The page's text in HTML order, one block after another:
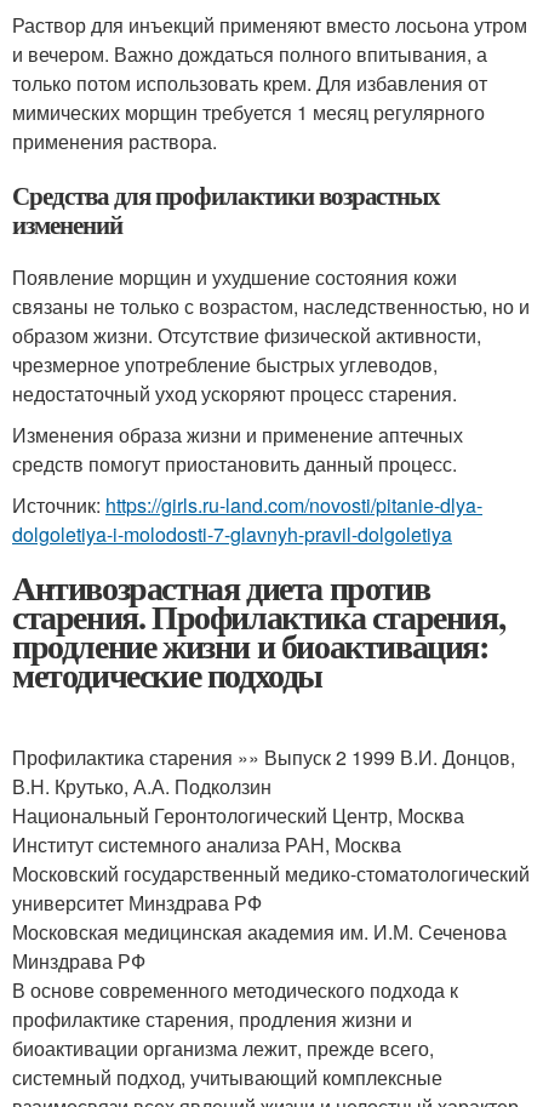
Раствор для инъекций применяют вместо лосьона утром
и вечером. Важно дождаться полного впитывания, а
только потом использовать крем. Для избавления от
мимических морщин требуется 1 месяц регулярного
применения раствора.
Средства для профилактики возрастных
изменений
Появление морщин и ухудшение состояния кожи
связаны не только с возрастом, наследственностью, но и
образом жизни. Отсутствие физической активности,
чрезмерное употребление быстрых углеводов,
недостаточный уход ускоряют процесс старения.
Изменения образа жизни и применение аптечных
средств помогут приостановить данный процесс.
Источник: https://girls.ru-land.com/novosti/pitanie-dlya-
dolgoletiya-i-molodosti-7-glavnyh-pravil-dolgoletiya
Антивозрастная диета против
старения. Профилактика старения,
продление жизни и биоактивация:
методические подходы
Профилактика старения »» Выпуск 2 1999 В.И. Донцов,
В.Н. Крутько, А.А. Подколзин
Национальный Геронтологический Центр, Москва
Институт системного анализа РАН, Москва
Московский государственный медико-стоматологический
университет Минздрава РФ
Московская медицинская академия им. И.М. Сеченова
Минздрава РФ
В основе современного методического подхода к
профилактике старения, продления жизни и
биоактивации организма лежит, прежде всего,
системный подход, учитывающий комплексные